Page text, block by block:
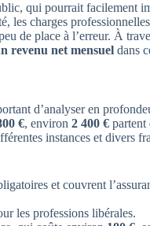
qui pourrait facilement
les charges
de place à l’erreur. À
revenu net mensuel dans
d’analyser en
€, environ 2 400 € partent
instances et divers
et couvrent
les professions libérales.